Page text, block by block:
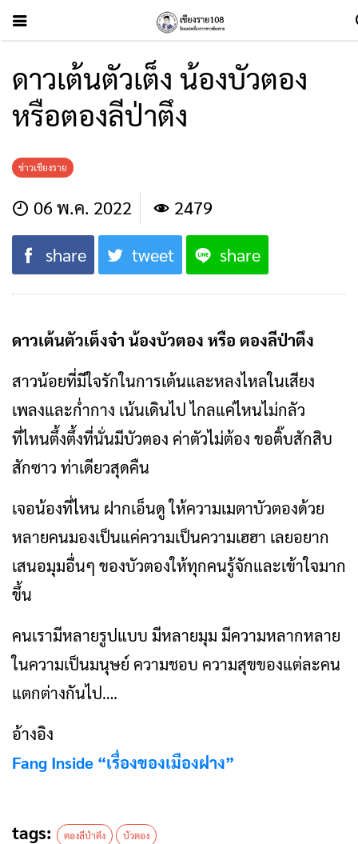
ดาวเต้นตัวเต็ง น้องบัวตอง
หรือตองลีป่าตึง
ข่าวเชียงราย
06 พ.ค. 2022 2479
share tweet share
ดาวเต้นตัวเต็งจ๋า น้องบัวตอง หรือ ตองลีป่าตึง
สาวน้อยที่มีใจรักในการเต้นและหลงไหลในเสียง
เพลงและก่ำกาง เน้นเดินไป ไกลแค่ไหนไม่กลัว
ที่ไหนตึ้งตึ้งที่นั่นมีบัวตอง ค่าตัวไม่ต้อง ขอติ๊บสักสิบ
สักซาว ท่าเดียวสุดคืน
เจอน้องที่ไหน ฝากเอ็นดู ให้ความเมตาบัวตองด้วย
หลายคนมองเป็นแค่ความเป็นความเฮฮา เลยอยาก
เสนอมุมอื่นๆ ของบัวตองให้ทุกคนรู้จักและเข้าใจมาก
ขึ้น
คนเรามีหลายรูปแบบ มีหลายมุม มีความหลากหลาย
ในความเป็นมนุษย์ ความชอบ ความสุขของแต่ละคน
แตกต่างกันไป….
อ้างอิง
Fang Inside “เรื่องของเมืองฝาง”
tags: ตองลีป่าตึง บัวตอง